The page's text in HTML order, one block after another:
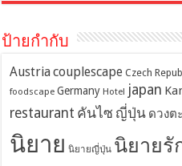
ป้ายกำกับ
Austriacouplescape Czech
foodscape Germany Hotel japan
restaurant คันไซ ญี่ปุ่น ดวงต
นิยาย นิยายญี่ปุ่น นิยายรั